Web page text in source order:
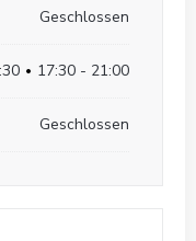
Geschlossen
• 17:30 - 21:00
Geschlossen